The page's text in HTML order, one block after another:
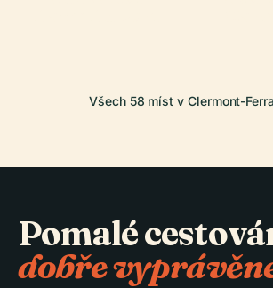
Všech 58 míst v Clermont-
Pomalé
dobře